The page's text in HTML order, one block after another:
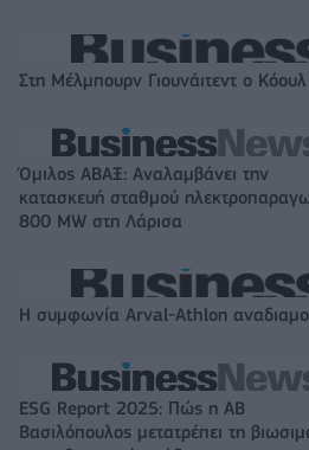
Στη Μέλμπουρν Γιουνάιτεντ ο Κόουλ
Όμιλος ΑΒΑΞ: Αναλαμβάνει την
κατασκευή σταθμού
800 MW στη Λάρισα
Η συμφωνία Arval-Athlon
ESG Report 2025: Πώς η ΑΒ
Βασιλόπουλος μετατρέπει τη